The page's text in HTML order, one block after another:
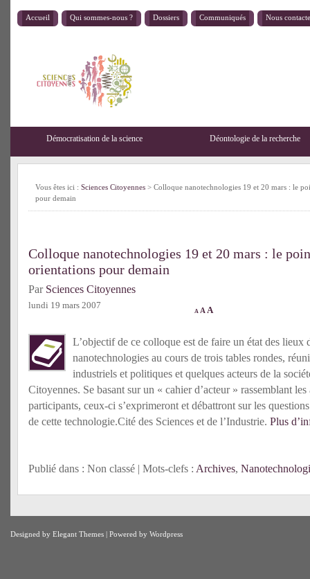
Accueil Qui sommes-nous ? Dossiers Communiqués Nous
Démocratisation de la science Déontologie de la recherche
Vous êtes ici : Sciences Citoyennes > Colloque nanotechnologies 19 et 20 mars : le
pour demain
Colloque nanotechnologies 19 et 20 mars : le
orientations pour demain
Par Sciences Citoyennes
lundi 19 mars 2007
A A A
L’objectif de ce colloque est de faire un état des lieux
nanotechnologies au cours de trois tables rondes,
industriels et politiques et quelques acteurs de la
Citoyennes. Se basant sur un « cahier d’acteur » rassemblant
participants, ceux-ci s’exprimeront et débattront sur les
de cette technologie.Cité des Sciences et de l’Industrie. Plus
Publié dans : Non classé | Mots-clefs : Archives,
Designed by Elegant Themes | Powered by Wordpress